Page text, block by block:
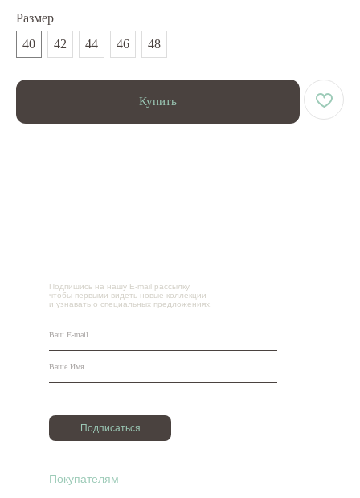
Размер
40
42 44 46 48
Купить
Подпишись на нашу E-mail рассылку,
чтобы первыми видеть новые коллекции
и узнавать о специальных предложениях.
Покупателям
Подписаться